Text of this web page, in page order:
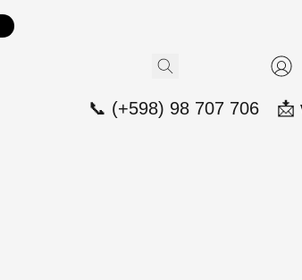
📞 (+598) 98 707 706 📩